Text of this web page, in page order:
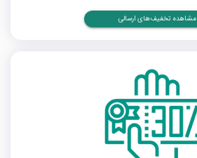
مشاهده تخفیف‌های ارسالی